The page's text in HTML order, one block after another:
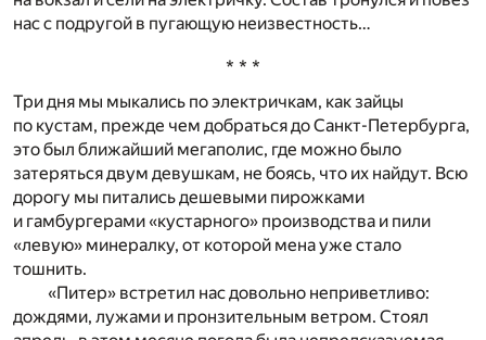
нас с подругой в пугающую неизвестность…
* * *
Три дня мы мыкались по электричкам, как зайцы
по кустам, прежде чем добраться до Санкт-Петербурга,
это был ближайший мегаполис, где можно было
затеряться двум девушкам, не боясь, что их найдут. Всю
дорогу мы питались дешевыми пирожками
и гамбургерами «кустарного» производства и пили
«левую» минералку, от которой мена уже стало
тошнить.
«Питер» встретил нас довольно неприветливо:
дождями, лужами и пронзительным ветром. Стоял